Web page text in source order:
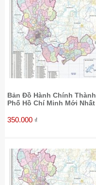
Bản Đồ Hành Chính Thành
Phố Hồ Chí Minh Mới Nhất
350.000 ₫